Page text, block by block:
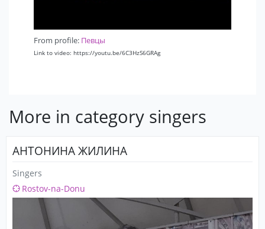
From profile: Певцы
Link to video: https://youtu.be/6C3HzS6GRAg
More in category singers
АНТОНИНА ЖИЛИНА
Singers
Rostov-na-Donu